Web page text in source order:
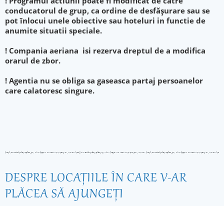
conducatorul de grup, ca ordine de desfăşurare sau se
pot înlocui unele obiective sau hoteluri in functie de
anumite situatii speciale.
! Compania aeriana isi rezerva dreptul de a modifica
orarul de zbor.
! Agentia nu se obliga sa gaseasca partaj persoanelor
care calatoresc singure.
DESPRE LOCAŢIILE ÎN CARE V-AR
PLĂCEA SĂ AJUNGEŢI